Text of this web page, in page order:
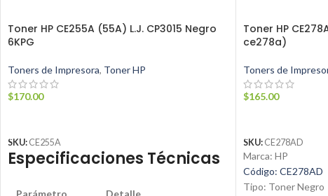
Toner HP CE255A (55A) L.J. CP3015 Negro
6KPG
Toners de Impresora, Toner HP
$170.00
SKU: CE255A
Especificaciones Técnicas
Toner HP
ce278a)
Toners de
$165.00
SKU: CE278AD
Marca: HP
Código: CE278AD
Tipo: Toner Negro